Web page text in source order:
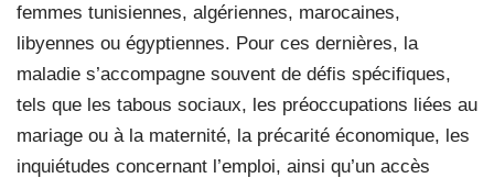
femmes tunisiennes, algériennes, marocaines,
libyennes ou égyptiennes. Pour ces dernières, la
maladie s’accompagne souvent de défis spécifiques,
tels que les tabous sociaux, les préoccupations liées au
mariage ou à la maternité, la précarité économique, les
inquiétudes concernant l’emploi, ainsi qu’un accès